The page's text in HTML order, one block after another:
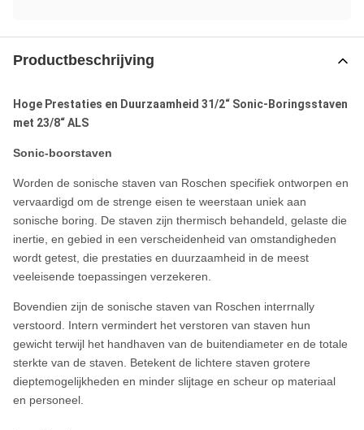
Productbeschrijving
Hoge Prestaties en Duurzaamheid 31/2“ Sonic-Boringsstaven
met 23/8“ ALS
Sonic-boorstaven
Worden de sonische staven van Roschen specifiek ontworpen en
vervaardigd om de strenge eisen te weerstaan uniek aan
sonische boring. De staven zijn thermisch behandeld, gelaste die
inertie, en gebied in een verscheidenheid van omstandigheden
wordt getest, die prestaties en duurzaamheid in de meest
veeleisende toepassingen verzekeren.
Bovendien zijn de sonische staven van Roschen interrnally
verstoord. Intern vermindert het verstoren van staven hun
gewicht terwijl het handhaven van de buitendiameter en de totale
sterkte van de staven. Betekent de lichtere staven grotere
dieptemogelijkheden en minder slijtage en scheur op materiaal
en personeel.